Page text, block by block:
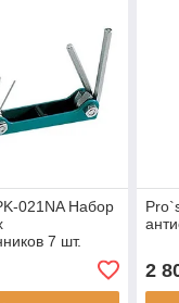
021NA Набор
7 шт.
2